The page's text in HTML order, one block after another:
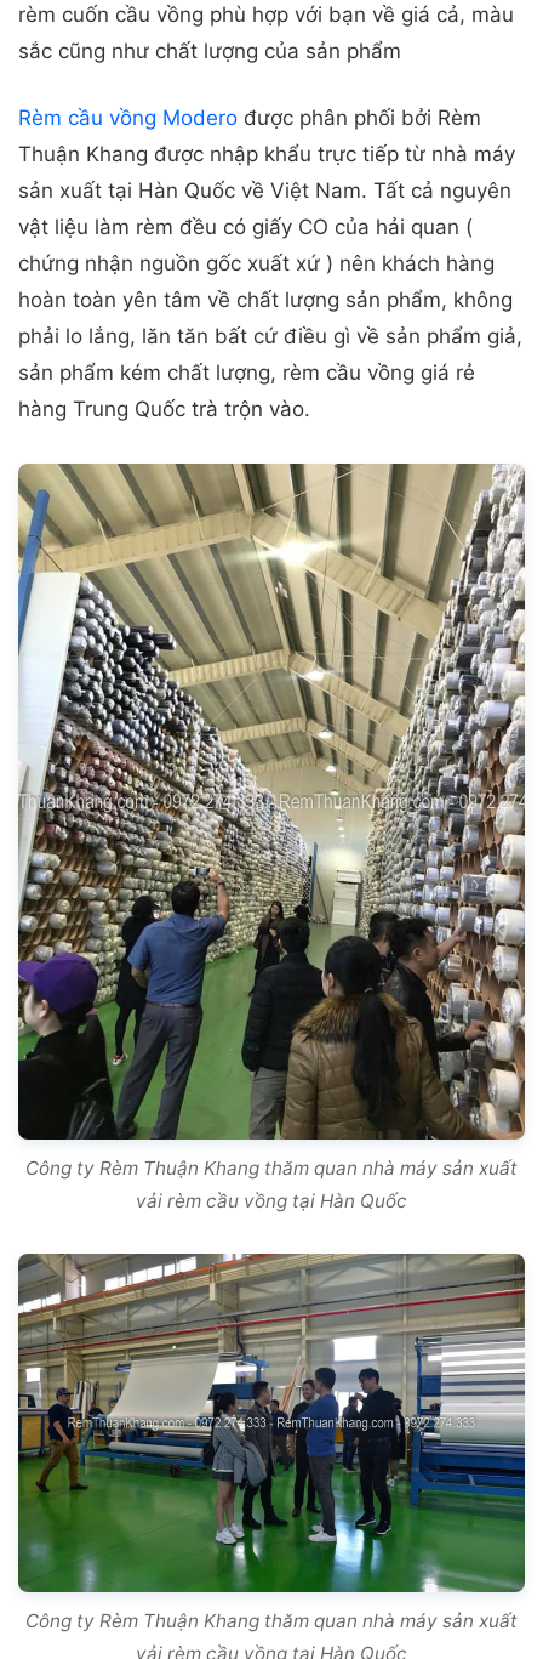
rèm cuốn cầu vồng phù hợp với bạn về giá cả, màu
sắc cũng như chất lượng của sản phẩm
Rèm cầu vồng Modero được phân phối bởi Rèm
Thuận Khang được nhập khẩu trực tiếp từ nhà máy
sản xuất tại Hàn Quốc về Việt Nam. Tất cả nguyên
vật liệu làm rèm đều có giấy CO của hải quan (
chứng nhận nguồn gốc xuất xứ ) nên khách hàng
hoàn toàn yên tâm về chất lượng sản phẩm, không
phải lo lắng, lăn tăn bất cứ điều gì về sản phẩm giả,
sản phẩm kém chất lượng, rèm cầu vồng giá rẻ
hàng Trung Quốc trà trộn vào.
Công ty Rèm Thuận Khang thăm quan nhà máy sản xuất
vải rèm cầu vồng tại Hàn Quốc
Công ty Rèm Thuận Khang thăm quan nhà máy sản xuất
vải rèm cầu vồng tại Hàn Quốc